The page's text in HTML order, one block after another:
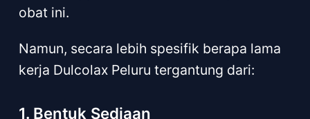
obat ini.
Namun, secara lebih spesifik berapa lama
kerja Dulcolax Peluru tergantung dari:
1. Bentuk Sediaan